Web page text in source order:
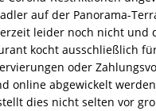
auf der Panorama-
leider noch nicht und
kocht ausschließlich
oder
online abgewickelt
dies nicht selten vor